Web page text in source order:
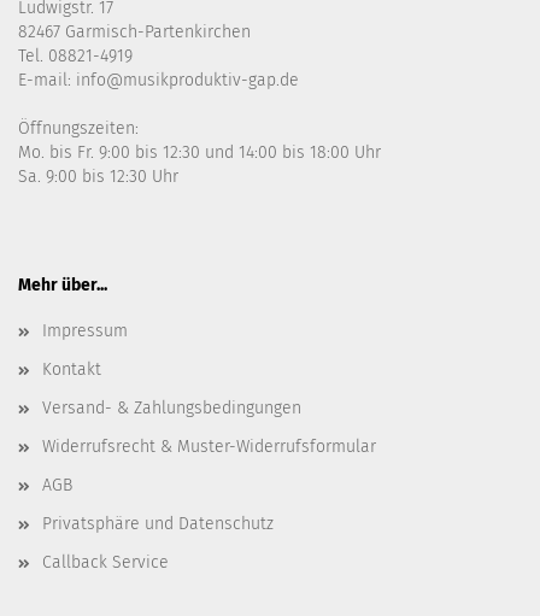
Ludwigstr. 17
82467 Garmisch-Partenkirchen
Tel. 08821-4919
E-mail: info@musikproduktiv-gap.de
Öffnungszeiten:
Mo. bis Fr. 9:00 bis 12:30 und 14:00 bis 18:00 Uhr
Sa. 9:00 bis 12:30 Uhr
Mehr über...
Impressum
Kontakt
Versand- & Zahlungsbedingungen
Widerrufsrecht & Muster-Widerrufsformular
AGB
Privatsphäre und Datenschutz
Callback Service